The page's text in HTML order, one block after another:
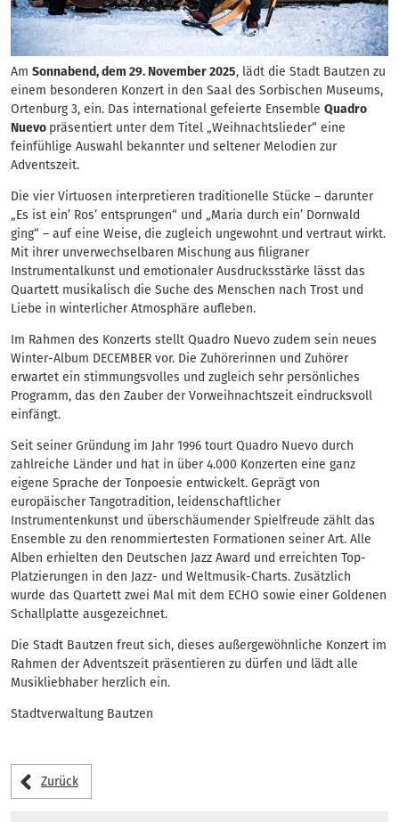
Am Sonnabend, dem 29. November 2025, lädt die Stadt Bautzen zu
einem besonderen Konzert in den Saal des Sorbischen Museums,
Ortenburg 3, ein. Das international gefeierte Ensemble Quadro
Nuevo präsentiert unter dem Titel „Weihnachtslieder“ eine
feinfühlige Auswahl bekannter und seltener Melodien zur
Adventszeit.
Die vier Virtuosen interpretieren traditionelle Stücke – darunter
„Es ist ein’ Ros’ entsprungen“ und „Maria durch ein’ Dornwald
ging“ – auf eine Weise, die zugleich ungewohnt und vertraut wirkt.
Mit ihrer unverwechselbaren Mischung aus filigraner
Instrumentalkunst und emotionaler Ausdrucksstärke lässt das
Quartett musikalisch die Suche des Menschen nach Trost und
Liebe in winterlicher Atmosphäre aufleben.
Im Rahmen des Konzerts stellt Quadro Nuevo zudem sein neues
Winter-Album DECEMBER vor. Die Zuhörerinnen und Zuhörer
erwartet ein stimmungsvolles und zugleich sehr persönliches
Programm, das den Zauber der Vorweihnachtszeit eindrucksvoll
einfängt.
Seit seiner Gründung im Jahr 1996 tourt Quadro Nuevo durch
zahlreiche Länder und hat in über 4.000 Konzerten eine ganz
eigene Sprache der Tonpoesie entwickelt. Geprägt von
europäischer Tangotradition, leidenschaftlicher
Instrumentenkunst und überschäumender Spielfreude zählt das
Ensemble zu den renommiertesten Formationen seiner Art. Alle
Alben erhielten den Deutschen Jazz Award und erreichten Top-
Platzierungen in den Jazz- und Weltmusik-Charts. Zusätzlich
wurde das Quartett zwei Mal mit dem ECHO sowie einer Goldenen
Schallplatte ausgezeichnet.
Die Stadt Bautzen freut sich, dieses außergewöhnliche Konzert im
Rahmen der Adventszeit präsentieren zu dürfen und lädt alle
Musikliebhaber herzlich ein.
Stadtverwaltung Bautzen
Zurück